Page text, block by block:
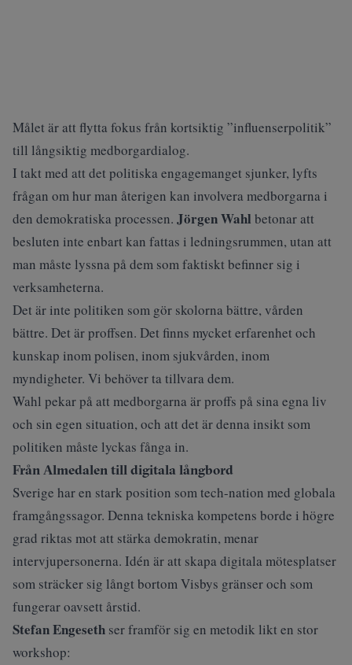
Målet är att flytta fokus från kortsiktig ”influenserpolitik”
till långsiktig medborgardialog.
I takt med att det politiska engagemanget sjunker, lyfts
frågan om hur man återigen kan involvera medborgarna i
den demokratiska processen. Jörgen Wahl betonar att
besluten inte enbart kan fattas i ledningsrummen, utan att
man måste lyssna på dem som faktiskt befinner sig i
verksamheterna.
Det är inte politiken som gör skolorna bättre, vården
bättre. Det är proffsen. Det finns mycket erfarenhet och
kunskap inom polisen, inom sjukvården, inom
myndigheter. Vi behöver ta tillvara dem.
Wahl pekar på att medborgarna är proffs på sina egna liv
och sin egen situation, och att det är denna insikt som
politiken måste lyckas fånga in.
Från Almedalen till digitala långbord
Sverige har en stark position som tech-nation med globala
framgångssagor. Denna tekniska kompetens borde i högre
grad riktas mot att stärka demokratin, menar
intervjupersonerna. Idén är att skapa digitala mötesplatser
som sträcker sig långt bortom Visbys gränser och som
fungerar oavsett årstid.
Stefan Engeseth ser framför sig en metodik likt en stor
workshop: